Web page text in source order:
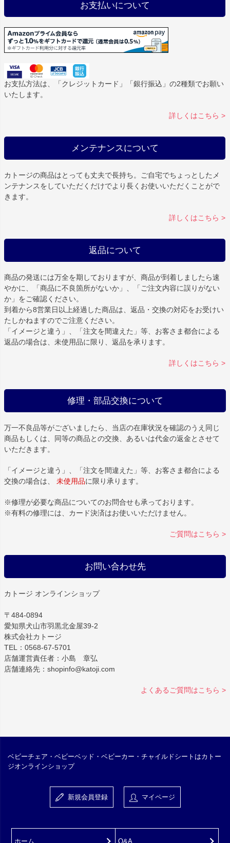
お支払いについて
お支払方法は、「クレジットカード」「銀行振込」の2種類でお願い
いたします。
詳しくはこちら >
メンテナンスについて
カトージの商品はとっても丈夫で長持ち。ご自宅でちょっとしたメ
ンテナンスをしていただくだけでより長くお使いいただくことがで
きます。
詳しくはこちら >
返品について
商品の発送には万全を期しておりますが、商品が到着しましたら速
やかに、「商品に不良箇所がないか」、「ご注文内容に誤りがない
か」をご確認ください。
到着から8営業日以上経過した商品は、返品・交換の対応をお受けい
たしかねますのでご注意ください。
「イメージと違う」、「注文を間違えた」等、お客さま都合による
返品の場合は、未使用品に限り、返品を承ります。
詳しくはこちら >
修理・部品交換について
万一不良品等がございましたら、当店の在庫状況を確認のうえ同じ
商品もしくは、同等の商品との交換、あるいは代金の返金とさせて
いただきます。
「イメージと違う」、「注文を間違えた」等、お客さま都合による
交換の場合は、 未使用品に限り承ります。
※修理が必要な商品についてのお問合せも承っております。
※有料の修理には、カード決済はお使いいただけません。
ご質問はこちら >
お問い合わせ先
カトージ オンラインショップ
〒484-0894
愛知県犬山市羽黒北金屋39-2
株式会社カトージ
TEL：0568-67-5701
店舗運営責任者：小島 章弘
店舗連絡先：shopinfo@katoji.com
よくあるご質問はこちら >
ベビーチェア・ベビーベッド・ベビーカー・チャイルドシートはカトー
ジオンラインショップ
新規会員登録 マイページ
ホーム Q&A